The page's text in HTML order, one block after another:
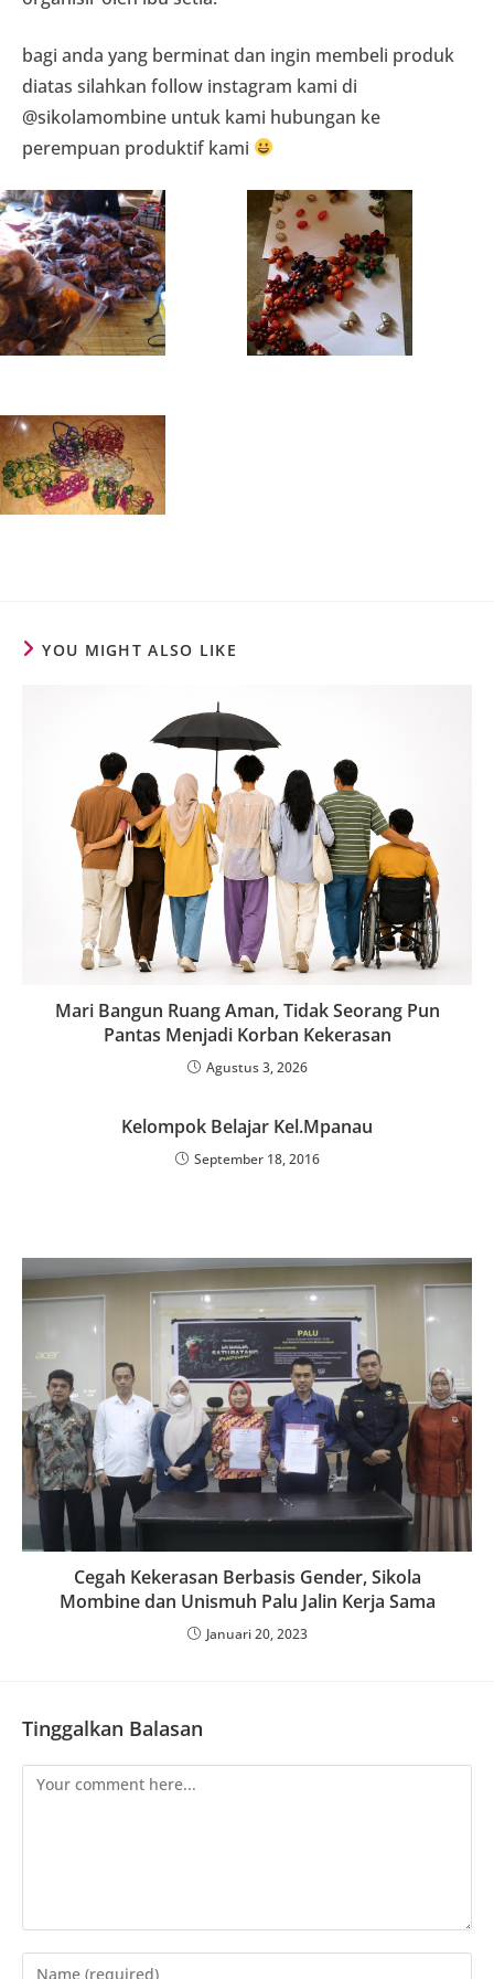
bagi anda yang berminat dan ingin membeli produk
diatas silahkan follow instagram kami di
@sikolamombine untuk kami hubungan ke
perempuan produktif kami
YOU MIGHT ALSO LIKE
Mari Bangun Ruang Aman, Tidak Seorang Pun
Pantas Menjadi Korban Kekerasan
Agustus 3, 2026
Kelompok Belajar Kel.Mpanau
September 18, 2016
Cegah Kekerasan Berbasis Gender, Sikola
Mombine dan Unismuh Palu Jalin Kerja Sama
Januari 20, 2023
Tinggalkan Balasan
Comment
Enter